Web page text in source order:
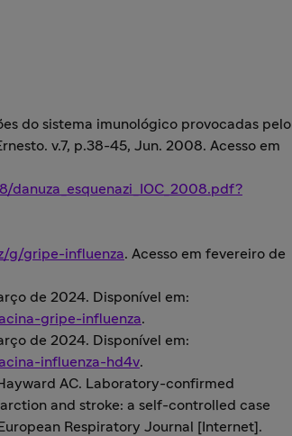
do sistema imunológico provocadas pelo
v.7, p.38-45, Jun. 2008. Acesso em
g/gripe-influenza. Acesso em fevereiro de
de 2024. Disponível em:
gripe-influenza.
de 2024. Disponível em:
influenza-hd4v.
AC. Laboratory-confirmed
and stroke: a self-controlled case
Respiratory Journal [Internet].